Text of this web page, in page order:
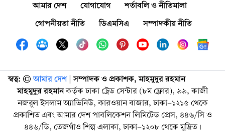
আমার দেশ যোগাযোগ
শর্তাবলি ও নীতিমালা
গোপনীয়তা নীতি
ডিএমসিএ সম্পাদকীয় নীতি
স্বত্ব: ©️ আমার দেশ| সম্পাদক ও প্রকাশক, মাহমুদুর রহমান
মাহমুদুর রহমানকর্তৃক ঢাকা ট্রেড সেন্টার (৮ম ফ্লোর), ৯৯, কাজী
নজরুল ইসলাম অ্যাভিনিউ, কারওয়ান বাজার, ঢাকা-১২১৫ থেকে
প্রকাশিত এবং আমার দেশ পাবলিকেশন লিমিটেড প্রেস, ৪৪৬/সি ও
৪৪৬/ডি, তেজগাঁও শিল্প এলাকা, ঢাকা-১২০৮ থেকে মুদ্রিত।